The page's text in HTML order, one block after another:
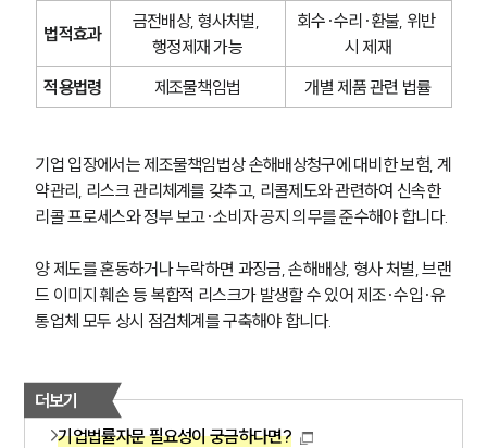
법적효과
금전배상, 형사처벌,
행정제재 가능
회수·수리·환불, 위반
시 제재
적용법령
제조물책임법 개별 제품 관련 법률
기업 입장에서는 제조물책임법상 손해배상청구에 대비한 보험, 계
약관리, 리스크 관리체계를 갖추고, 리콜제도와 관련하여 신속한
리콜 프로세스와 정부 보고·소비자 공지 의무를 준수해야 합니다.
양 제도를 혼동하거나 누락하면 과징금, 손해배상, 형사 처벌, 브랜
드 이미지 훼손 등 복합적 리스크가 발생할 수 있어 제조·수입·유
통업체 모두 상시 점검체계를 구축해야 합니다.
더보기
기업법률자문 필요성이 궁금하다면?